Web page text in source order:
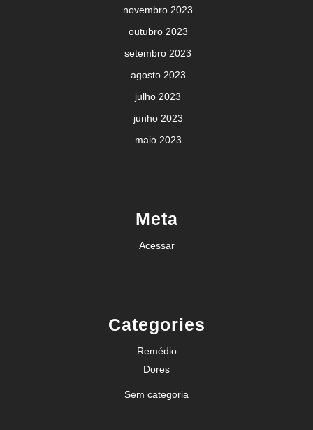
novembro 2023
outubro 2023
setembro 2023
agosto 2023
julho 2023
junho 2023
maio 2023
Meta
Acessar
Categories
Remédio
Dores
Sem categoria